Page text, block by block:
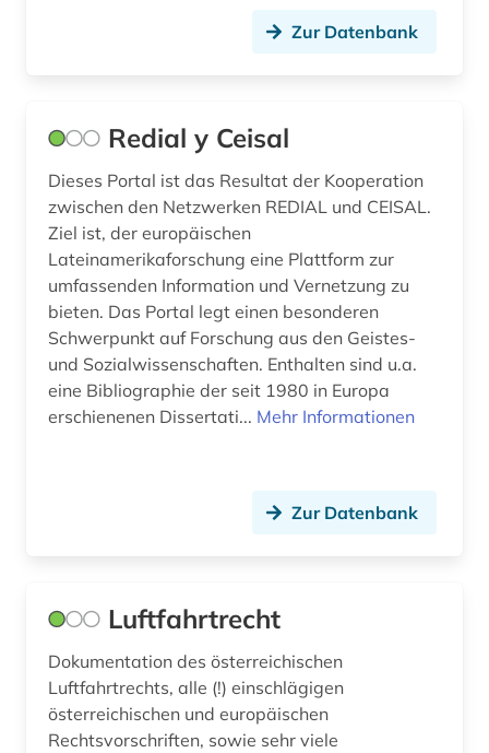
produkt (1)
projekt (1)
quelle (14)
quellenkunde (1)
recht (6)
rechtsinformation (1)
rechtsphilosophie (1)
reisebericht (1)
religion (1)
rohstoffwirtschaft (1)
Zur Datenbank
Redial y Ceisal
Dieses Portal ist das Resultat der Kooperation
zwischen den Netzwerken REDIAL und CEISAL.
Ziel ist, der europäischen
Lateinamerikaforschung eine Plattform zur
umfassenden Information und Vernetzung zu
bieten. Das Portal legt einen besonderen
Schwerpunkt auf Forschung aus den Geistes-
und Sozialwissenschaften. Enthalten sind u.a.
eine Bibliographie der seit 1980 in Europa
erschienenen Dissertati... Mehr Informationen
Zur Datenbank
Luftfahrtrecht
Dokumentation des österreichischen
Luftfahrtrechts, alle (!) einschlägigen
österreichischen und europäischen
Rechtsvorschriften, sowie sehr viele